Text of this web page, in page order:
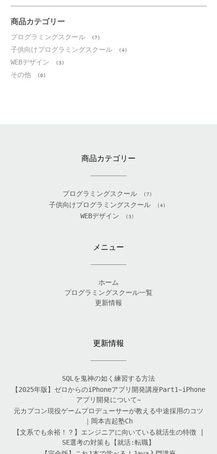
ブ
商品カテゴリー
プログラミングスクール (7)
子供向けプログラミングスクール (4)
WEBデザイン (3)
その他 (0)
商品カテゴリー
プログラミングスクール (7)
子供向けプログラミングスクール (4)
WEBデザイン (3)
メニュー
ホーム
プログラミングスクール一覧
更新情報
更新情報
SQLを鬼神の如く練習する方法
【2025年版】ゼロからのiPhoneアプリ開発講座Part1~iPhone
アプリ開発について~
元カプコン現役ゲームプロデューサーが教える中途採用のコツ
｜岡本吉起塾Ch
【文系でも余裕！？】エンジニアに向いている就活生の特徴 |
SE選考の対策も【就活:転職】